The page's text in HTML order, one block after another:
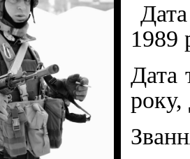
1989
Дата
року,